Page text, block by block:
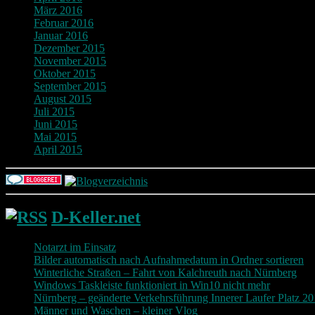
März 2016
Februar 2016
Januar 2016
Dezember 2015
November 2015
Oktober 2015
September 2015
August 2015
Juli 2015
Juni 2015
Mai 2015
April 2015
D-Keller.net
Notarzt im Einsatz
Bilder automatisch nach Aufnahmedatum in Ordner sortieren
Winterliche Straßen – Fahrt von Kalchreuth nach Nürnberg
Windows Taskleiste funktioniert in Win10 nicht mehr
Nürnberg – geänderte Verkehrsführung Innerer Laufer Platz
Männer und Waschen – kleiner Vlog